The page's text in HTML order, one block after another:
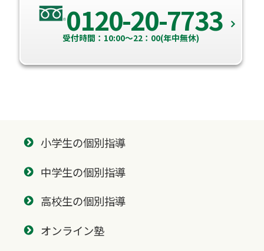
0120-20-7733
受付時間：10:00～22：00(年中無休)
小学生の個別指導
中学生の個別指導
高校生の個別指導
オンライン塾